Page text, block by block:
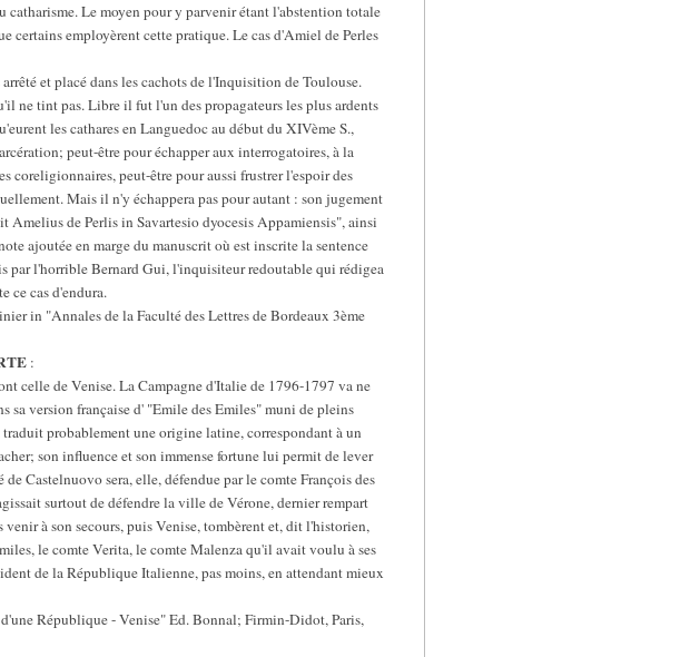
catharisme. Le moyen pour y parvenir étant l'abstention totale
certains employèrent cette pratique. Le cas d'Amiel de Perles
et placé dans les cachots de l'Inquisition de Toulouse.
ne tint pas. Libre il fut l'un des propagateurs les plus ardents
les cathares en Languedoc au début du XIVème S.,
peut-être pour échapper aux interrogatoires, à la
coreligionnaires, peut-être pour aussi frustrer l'espoir des
Mais il n'y échappera pas pour autant : son jugement
Amelius de Perlis in Savartesio dyocesis Appamiensis", ainsi
ajoutée en marge du manuscrit où est inscrite la sentence
par l'horrible Bernard Gui, l'inquisiteur redoutable qui rédigea
ce cas d'endura.
in "Annales de la Faculté des Lettres de Bordeaux 3ème
:
celle de Venise. La Campagne d'Italie de 1796-1797 va ne
version française d' "Emile des Emiles" muni de pleins
probablement une origine latine, correspondant à un
son influence et son immense fortune lui permit de lever
Castelnuovo sera, elle, défendue par le comte François des
surtout de défendre la ville de Vérone, dernier rempart
à son secours, puis Venise, tombèrent et, dit l'historien,
le comte Verita, le comte Malenza qu'il avait voulu à ses
de la République Italienne, pas moins, en attendant mieux
République - Venise" Ed. Bonnal; Firmin-Didot, Paris,